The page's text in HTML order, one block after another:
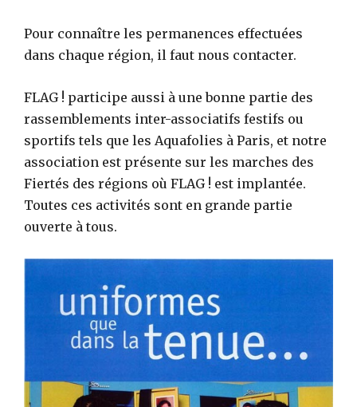
Pour connaître les permanences effectuées
dans chaque région, il faut nous contacter.
FLAG ! participe aussi à une bonne partie des
rassemblements inter-associatifs festifs ou
sportifs tels que les Aquafolies à Paris, et notre
association est présente sur les marches des
Fiertés des régions où FLAG ! est implantée.
Toutes ces activités sont en grande partie
ouverte à tous.